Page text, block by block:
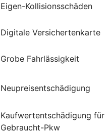
Eigen-Kollisionsschäden
Digitale Versichertenkarte
Grobe Fahrlässigkeit
Neupreisentschädigung
Kauf­wert­entschädi­gung für
Gebraucht-Pkw